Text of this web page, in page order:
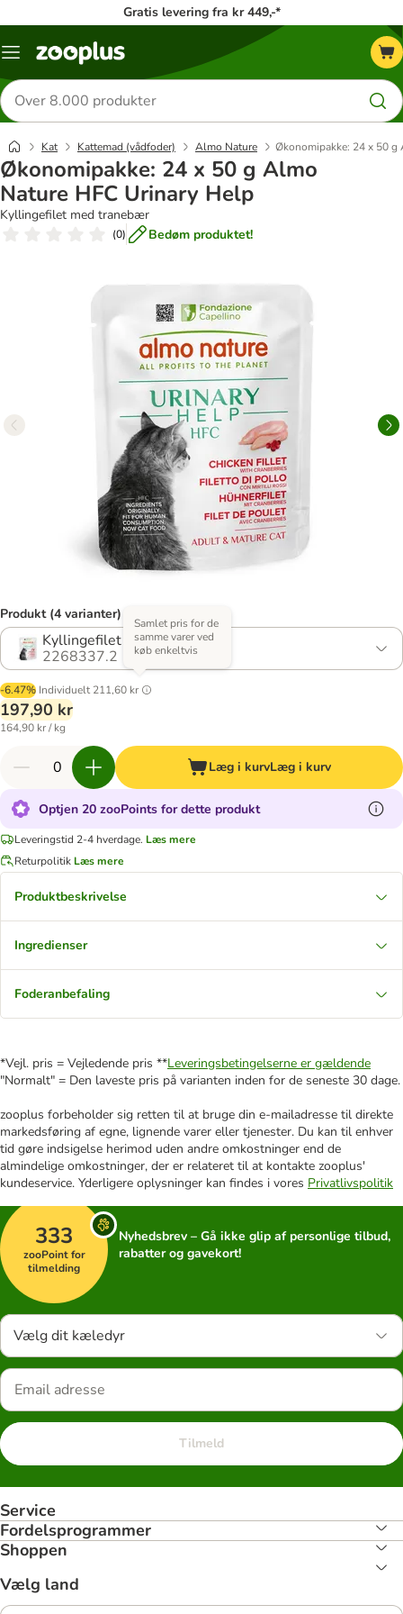
Gratis levering fra kr 449,-*
Menu
Søg
efter
produkter
Kat Kattemad (vådfoder) Almo Nature Økonomipakke: 24 x 50 g
Økonomipakke: 24 x 50 g Almo
Nature HFC Urinary Help
Kyllingefilet med tranebær
(0) Bedøm produktet!
Produkt (4 varianter)
Kyllingefilet med tranebær
2268337.2
-6.47% Individuelt 211,60 kr
Samlet pris for de
samme varer ved
køb enkeltvis
197,90 kr
164,90 kr / kg
Læg i kurvLæg i kurv
Optjen 20 zooPoints for dette produkt
Leveringstid 2-4 hverdage. Læs mere
Returpolitik Læs mere
Produktbeskrivelse
Ingredienser
Foderanbefaling
*Vejl. pris = Vejledende pris **Leveringsbetingelserne er gældende
"Normalt" = Den laveste pris på varianten inden for de seneste 30 dage.
zooplus forbeholder sig retten til at bruge din e-mailadresse til direkte
markedsføring af egne, lignende varer eller tjenester. Du kan til enhver
tid gøre indsigelse herimod uden andre omkostninger end de
almindelige omkostninger, der er relateret til at kontakte zooplus'
kundeservice. Yderligere oplysninger kan findes i vores Privatlivspolitik
333
zooPoint for
tilmelding
Nyhedsbrev – Gå ikke glip af personlige tilbud,
rabatter og gavekort!
Vælg dit kæledyr
Tilmeld
Service
Fordelsprogrammer
Shoppen
Vælg land